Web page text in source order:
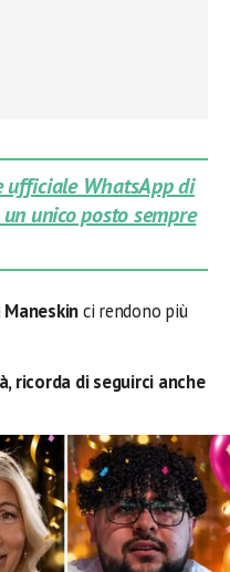
ufficiale WhatsApp di
unico posto sempre
Maneskinci rendono più
ricorda di seguirci anche